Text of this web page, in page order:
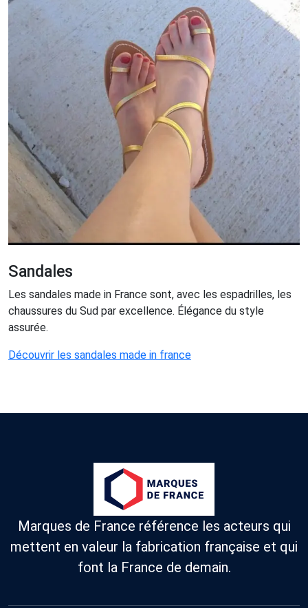
Sandales
Les sandales made in France sont, avec les espadrilles, les
chaussures du Sud par excellence. Élégance du style
assurée.
Découvrir les sandales made in france
Marques de France référence les acteurs qui
mettent en valeur la fabrication française et qui
font la France de demain.